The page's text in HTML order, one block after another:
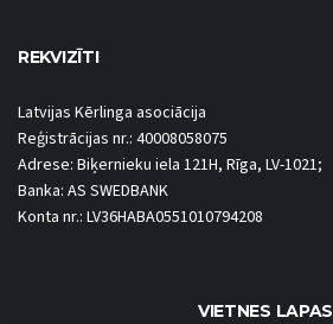
REKVIZĪTI
Latvijas Kērlinga asociācija
Reģistrācijas nr.: 40008058075
Adrese: Biķernieku iela 121H, Rīga, LV-1021;
Banka: AS SWEDBANK
Konta nr.: LV36HABA0551010794208
VIETNES LAPAS